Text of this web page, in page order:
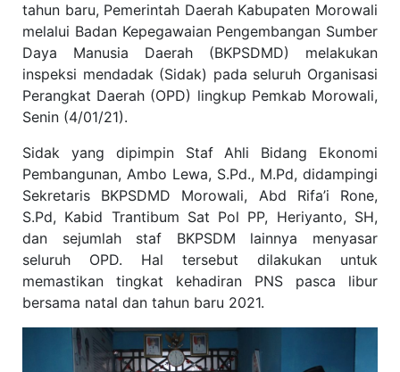
tahun baru, Pemerintah Daerah Kabupaten Morowali
melalui Badan Kepegawaian Pengembangan Sumber
Daya Manusia Daerah (BKPSDMD) melakukan
inspeksi mendadak (Sidak) pada seluruh Organisasi
Perangkat Daerah (OPD) lingkup Pemkab Morowali,
Senin (4/01/21).
Sidak yang dipimpin Staf Ahli Bidang Ekonomi
Pembangunan, Ambo Lewa, S.Pd., M.Pd, didampingi
Sekretaris BKPSDMD Morowali, Abd Rifa’i Rone,
S.Pd, Kabid Trantibum Sat Pol PP, Heriyanto, SH,
dan sejumlah staf BKPSDM lainnya menyasar
seluruh OPD. Hal tersebut dilakukan untuk
memastikan tingkat kehadiran PNS pasca libur
bersama natal dan tahun baru 2021.